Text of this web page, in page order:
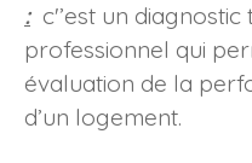
:c'’est un
professionnel qui
évaluation de la
d’un logement.